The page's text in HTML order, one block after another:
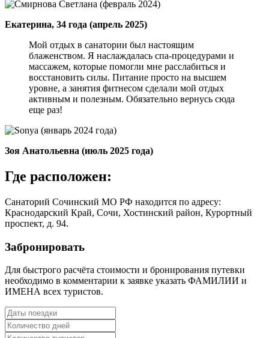
Екатерина, 34 года (апрель 2025)
Мой отдых в санатории был настоящим
блаженством. Я наслаждалась спа-процедурами и
массажем, которые помогли мне расслабиться и
восстановить силы. Питание просто на высшем
уровне, а занятия фитнесом сделали мой отдых
активным и полезным. Обязательно вернусь сюда
еще раз!
Зоя Анатольевна (июль 2025 года)
Где расположен:
Санаторий Сочинский МО РФ находится по адресу:
Краснодарский Край, Сочи, Хостинский район, Курортный
проспект, д. 94.
Забронировать
Для быстрого расчёта стоимости и бронирования путевки
необходимо в комментарии к заявке указать ФАМИЛИИ и
ИМЕНА всех туристов.